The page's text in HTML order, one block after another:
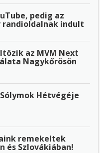
pedig az
indult
az MVM Next
Nagykőrösön
Hétvégéje
remekeltek
és Szlovákiában!